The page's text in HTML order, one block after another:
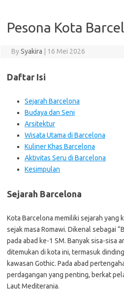
Pesona Kota
BySyakira 16 Mei 2026
Daftar Isi
Sejarah Barcelona
Budaya dan Seni
Arsitektur
Wisata Utama di Barcelona
Kuliner Khas Barcelona
Aktivitas Seru di Barcelona
Kesimpulan
Sejarah Barcelona
Kota Barcelona memiliki sejarah yang
sejak masa Romawi. Dikenal sebagai
pada abad ke-1 SM. Banyak sisa-sisa
ditemukan di kota ini, termasuk
kawasan Gothic. Pada abad
perdagangan yang penting, berkat
Laut Mediterania.